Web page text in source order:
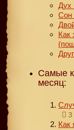
Дух
Сон
Как
Самые
месяц:
3
Как